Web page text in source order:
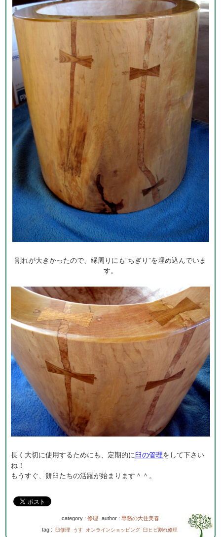
割れが大きかったので、縁周りにも”ちぎり”を埋め込んでいま
す。
長く大切に使用するためにも、定期的に臼の管理をして下さい
ね！
もうすぐ、餅臼たちの活躍が始まります＾＾。
category : 修理 author :専務の大住美春
tag : 臼修理 うす オンラインショッピング 臼ヒビ割れ修理